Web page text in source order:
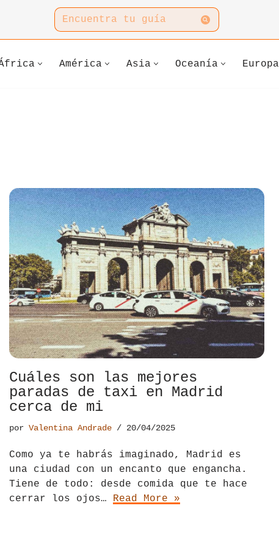
América Asia Oceanía Europa
Cuáles son las mejores
paradas de taxi en Madrid
cerca de mi
por Valentina Andrade 20/04/2025
Como ya te habrás imaginado, Madrid es
una ciudad con un encanto que engancha.
Tiene de todo: desde comida que te hace
cerrar los ojos… Read More »